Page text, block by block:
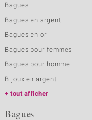
Bagues
Bagues en argent
Bagues en or
Bagues pour femmes
Bagues pour homme
Bijoux en argent
tout afficher
Bagues